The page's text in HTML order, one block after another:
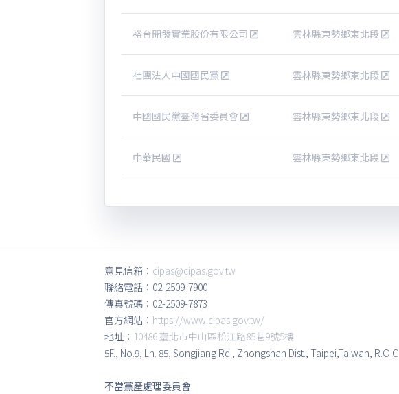
裕台開發實業股份有限公司 雲林縣東勢鄉東北段
社團法人中國國民黨 雲林縣東勢鄉東北段
中國國民黨臺灣省委員會 雲林縣東勢鄉東北段
中華民國 雲林縣東勢鄉東北段
意見信箱： cipas@cipas.gov.tw
聯絡電話：02-2509-7900
傳真號碼：02-2509-7873
官方網站： https://www.cipas.gov.tw/
地址： 10486 臺北市中山區松江路85巷9號5樓
5F., No.9, Ln. 85, Songjiang Rd., Zhongshan Dist., Taipei,Taiwan, R.O.C
不當黨產處理委員會